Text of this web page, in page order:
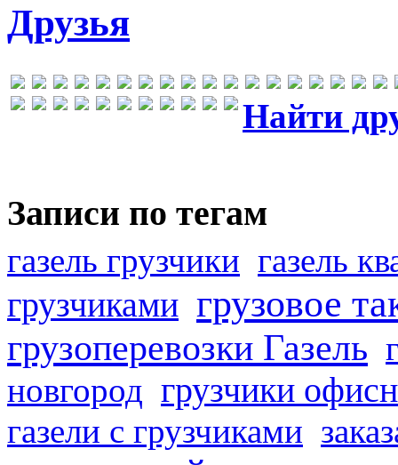
Друзья
Найти
Записи по тегам
газель грузчики газель
грузчиками грузовое
грузоперевозки Газель
новгород грузчики
газели с грузчиками